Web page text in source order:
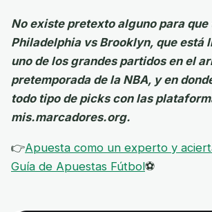
No existe pretexto alguno para que
Philadelphia vs Brooklyn, que está
uno de los grandes partidos en el
pretemporada de la NBA, y en
todo tipo de picks con las
mis.marcadores.org.
👉Apuesta como un experto y
Guía de Apuestas Fútbol⚽